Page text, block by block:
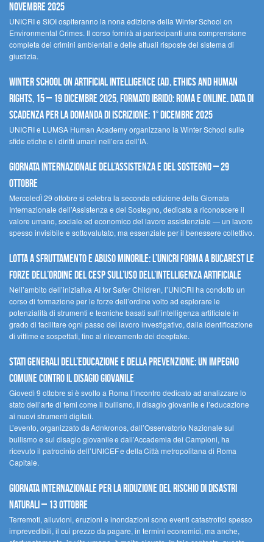
novembre 2025
UNICRI e SIOI ospiteranno la nona edizione della Winter School on
Environmental Crimes. Il corso fornirà ai partecipanti una comprensione
completa dei crimini ambientali e delle attuali risposte del sistema di
giustizia.
Winter School on Artificial Intelligence (AI), Ethics and Human
Rights, 15 – 19 dicembre 2025, Formato Ibrido: Roma e online. Data di
scadenza per la domanda di iscrizione: 1° dicembre 2025
UNICRI e LUMSA Human Academy organizzano la Winter School sulle
sfide etiche e i diritti umani nell’era dell’IA.
Giornata internazionale dell’assistenza e del sostegno – 29
ottobre
MercoledÌ 29 ottobre si celebra la seconda edizione della Giornata
Internazionale dell’Assistenza e del Sostegno, dedicata a riconoscere il
valore umano, sociale ed economico del lavoro assistenziale — un lavoro
spesso invisibile e sottovalutato, ma essenziale per il benessere collettivo.
Lotta a sfruttamento e abuso minorile: l’UNICRI forma a Bucarest le
forze dell’ordine del CESP sull’uso dell’Intelligenza Artificiale
Nell’ambito dell’iniziativa AI for Safer Children, l’UNICRI ha condotto un
corso di formazione per le forze dell’ordine volto ad esplorare le
potenzialità di strumenti e tecniche basati sull’intelligenza artificiale in
grado di facilitare ogni passo del lavoro investigativo, dalla identificazione
di vittime e sospettati, fino al rilevamento dei deepfake.
Stati Generali dell’Educazione e della Prevenzione: un impegno
comune contro il disagio giovanile
Giovedì 9 ottobre si è svolto a Roma l’incontro dedicato ad analizzare lo
stato dell’arte di temi come il bullismo, il disagio giovanile e l’educazione
ai nuovi strumenti digitali.
L’evento, organizzato da Adnkronos, dall’Osservatorio Nazionale sul
bullismo e sul disagio giovanile e dall’Accademia dei Campioni, ha
ricevuto il patrocinio dell’UNICEF e della Città metropolitana di Roma
Capitale.
Giornata internazionale per la riduzione del rischio di disastri
naturali – 13 ottobre
Terremoti, alluvioni, eruzioni e inondazioni sono eventi catastrofici spesso
imprevedibili, il cui prezzo da pagare, in termini economici, ma anche,